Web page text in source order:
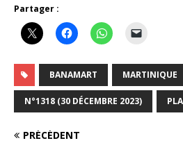
Partager :
BANAMART MARTINIQUE
N°1318 (30 DÉCEMBRE 2023)
PRÉCÉDENT